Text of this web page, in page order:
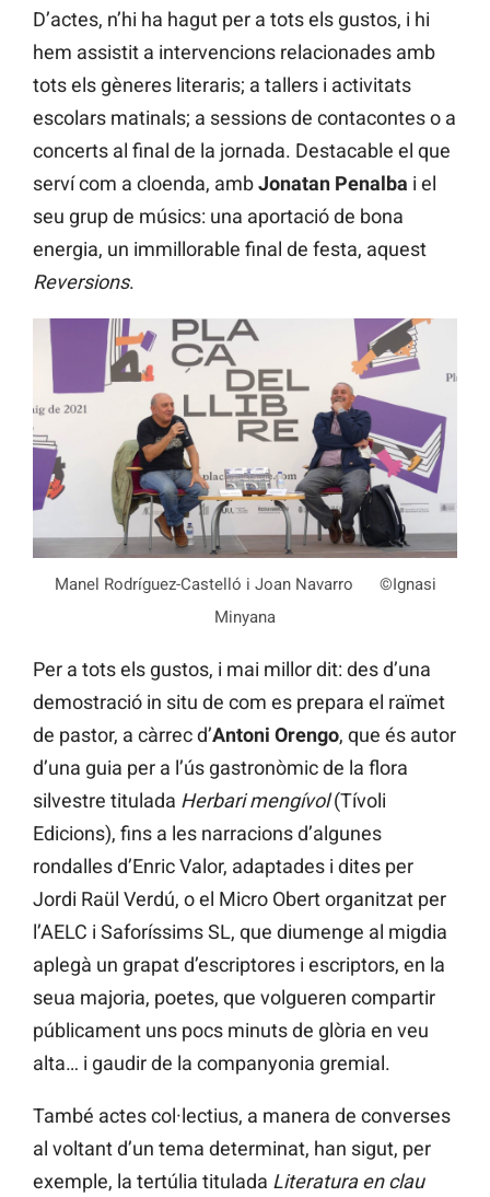
D’actes, n’hi ha hagut per a tots els gustos, i hi
hem assistit a intervencions relacionades amb
tots els gèneres literaris; a tallers i activitats
escolars matinals; a sessions de contacontes o a
concerts al final de la jornada. Destacable el que
serví com a cloenda, ambJonatan Penalba i el
seu grup de músics: una aportació de bona
energia, un immillorable final de festa, aquest
Reversions.
Manel Rodríguez-Castelló i Joan Navarro ©Ignasi
Minyana
Per a tots els gustos, i mai millor dit: des d’una
demostració in situ de com es prepara el raïmet
de pastor, a càrrec d’Antoni Orengo, que és autor
d’una guia per a l’ús gastronòmic de la flora
silvestre titulada Herbari mengívol(Tívoli
Edicions), fins a les narracions d’algunes
rondalles d’Enric Valor, adaptades i dites per
Jordi Raül Verdú, o el Micro Obert organitzat per
l’AELC i Saforíssims SL, que diumenge al migdia
aplegà un grapat d’escriptores i escriptors, en la
seua majoria, poetes, que volgueren compartir
públicament uns pocs minuts de glòria en veu
alta… i gaudir de la companyonia gremial.
També actes col·lectius, a manera de converses
al voltant d’un tema determinat, han sigut, per
exemple, la tertúlia titulada Literatura en clau